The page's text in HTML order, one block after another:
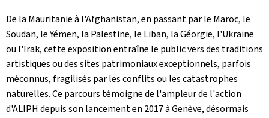
De la Mauritanie à l'Afghanistan, en passant par le Maroc, le
Soudan, le Yémen, la Palestine, le Liban, la Géorgie, l'Ukraine
ou l'Irak, cette exposition entraîne le public vers des traditions
artistiques ou des sites patrimoniaux exceptionnels, parfois
méconnus, fragilisés par les conflits ou les catastrophes
naturelles. Ce parcours témoigne de l'ampleur de l'action
d'ALIPH depuis son lancement en 2017 à Genève, désormais